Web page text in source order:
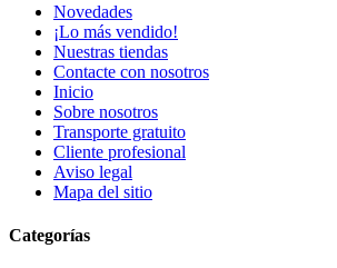
Novedades
¡Lo más vendido!
Nuestras tiendas
Contacte con nosotros
Inicio
Sobre nosotros
Transporte gratuito
Cliente profesional
Aviso legal
Mapa del sitio
Categorías